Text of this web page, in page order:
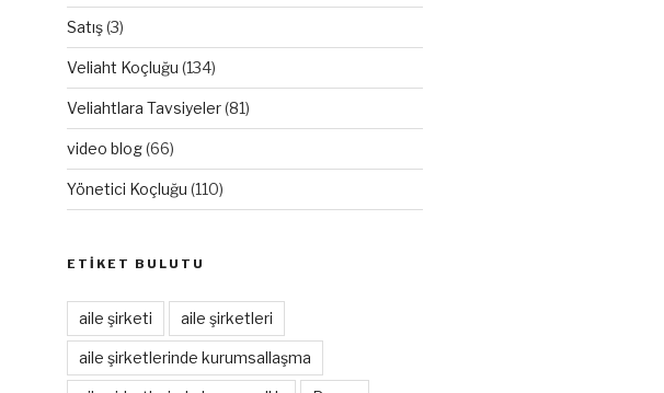
Satış(3)
Veliaht Koçluğu (134)
Veliahtlara Tavsiyeler(81)
video blog(66)
Yönetici Koçluğu (110)
ETİKET BULUTU
aile şirketi aile şirketleri
aile şirketlerinde kurumsallaşma